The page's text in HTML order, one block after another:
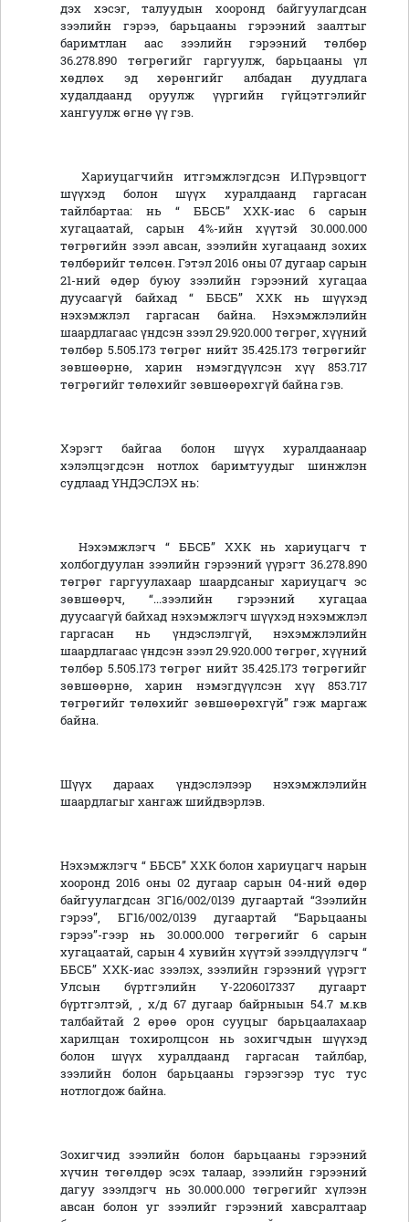
дэх хэсэг, талуудын хооронд байгуулагдсан
зээлийн гэрээ, барьцааны гэрээний заалтыг
баримтлан аас зээлийн гэрээний төлбөр
36.278.890 төгрөгийг гаргуулж, барьцааны үл
хөдлөх эд хөрөнгийг албадан дуудлага
худалдаанд оруулж үүргийн гүйцэтгэлийг
хангуулж өгнө үү гэв.
Хариуцагчийн итгэмжлэгдсэн И.Пүрэвцогт
шүүхэд болон шүүх хуралдаанд гаргасан
тайлбартаа: нь “ ББСБ” ХХК-иас 6 сарын
хугацаатай, сарын 4%-ийн хүүтэй 30.000.000
төгрөгийн зээл авсан, зээлийн хугацаанд зохих
төлбөрийг төлсөн. Гэтэл 2016 оны 07 дугаар сарын
21-ний өдөр буюу зээлийн гэрээний хугацаа
дуусаагүй байхад “ ББСБ” ХХК нь шүүхэд
нэхэмжлэл гаргасан байна. Нэхэмжлэлийн
шаардлагаас үндсэн зээл 29.920.000 төгрөг, хүүний
төлбөр 5.505.173 төгрөг нийт 35.425.173 төгрөгийг
зөвшөөрнө, харин нэмэгдүүлсэн хүү 853.717
төгрөгийг төлөхийг зөвшөөрөхгүй байна гэв.
Хэрэгт байгаа болон шүүх хуралдаанаар
хэлэлцэгдсэн нотлох баримтуудыг шинжлэн
судлаад ҮНДЭСЛЭХ нь:
Нэхэмжлэгч “ ББСБ” ХХК нь хариуцагч т
холбогдуулан зээлийн гэрээний үүрэгт 36.278.890
төгрөг гаргуулахаар шаардсаныг хариуцагч эс
зөвшөөрч, “...зээлийн гэрээний хугацаа
дуусаагүй байхад нэхэмжлэгч шүүхэд нэхэмжлэл
гаргасан нь үндэслэлгүй, нэхэмжлэлийн
шаардлагаас үндсэн зээл 29.920.000 төгрөг, хүүний
төлбөр 5.505.173 төгрөг нийт 35.425.173 төгрөгийг
зөвшөөрнө, харин нэмэгдүүлсэн хүү 853.717
төгрөгийг төлөхийг зөвшөөрөхгүй” гэж маргаж
байна.
Шүүх дараах үндэслэлээр нэхэмжлэлийн
шаардлагыг хангаж шийдвэрлэв.
Нэхэмжлэгч “ ББСБ” ХХК болон хариуцагч нарын
хооронд 2016 оны 02 дугаар сарын 04-ний өдөр
байгуулагдсан ЗГ16/002/0139 дугаартай “Зээлийн
гэрээ”, БГ16/002/0139 дугаартай “Барьцааны
гэрээ”-гээр нь 30.000.000 төгрөгийг 6 сарын
хугацаатай, сарын 4 хувийн хүүтэй зээлдүүлэгч “
ББСБ” ХХК-иас зээлэх, зээлийн гэрээний үүрэгт
Улсын бүртгэлийн Ү-2206017337 дугаарт
бүртгэлтэй, , х/д 67 дугаар байрныын 54.7 м.кв
талбайтай 2 өрөө орон сууцыг барьцаалахаар
харилцан тохиролцсон нь зохигчдын шүүхэд
болон шүүх хуралдаанд гаргасан тайлбар,
зээлийн болон барьцааны гэрээгээр тус тус
нотлогдож байна.
Зохигчид зээлийн болон барьцааны гэрээний
хүчин төгөлдөр эсэх талаар, зээлийн гэрээний
дагуу зээлдэгч нь 30.000.000 төгрөгийг хүлээн
авсан болон уг зээлийг гэрээний хавсралтаар